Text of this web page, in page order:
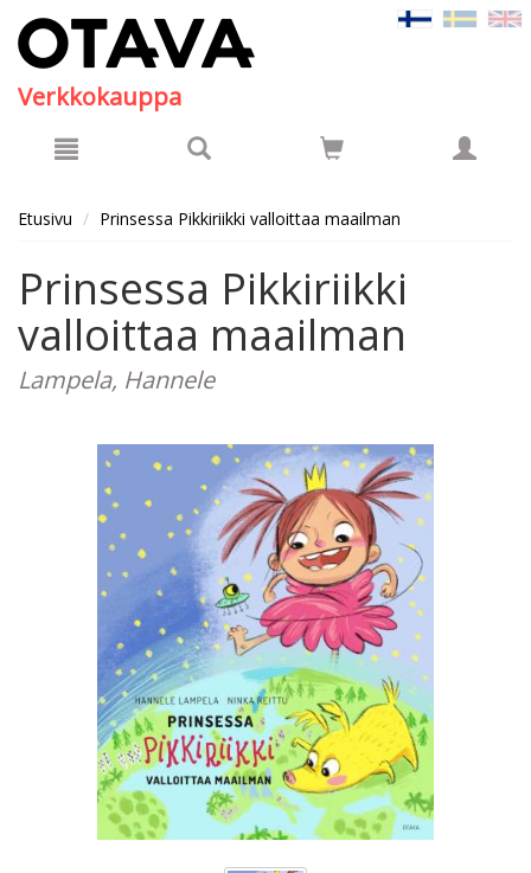
Verkkokauppa
Etusivu Prinsessa Pikkiriikki valloittaa maailman
Prinsessa Pikkiriikki
valloittaa maailman
Lampela, Hannele